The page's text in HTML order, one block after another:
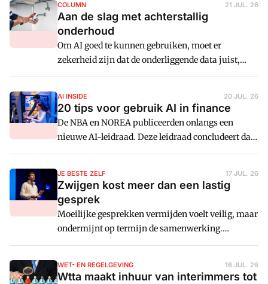
krapte op de arbeidsmarkt, kwetsbare ketens en
toenemende duurzaamheidseisen. Volgens Jean
Gieskens betekent dit voor CFO's en controllers dat
de financiële functie moet leren werken met
onzekerheid.
COLUMN 21 JUL. 26
Aan de slag met achterstallig
onderhoud
Om AI goed te kunnen gebruiken, moet er
zekerheid zijn dat de onderliggende data juist,
volledig en tijdig zijn. En dat is lang nog niet altijd
slag moeten met achterstallig onderhoud, stelt Jan
de Kroon.
AI INSIDE 20 JUL. 26
20 tips voor gebruik AI in finance
De NBA en NOREA publiceerden onlangs een
nieuwe AI-leidraad. Deze leidraad concludeert dat
AI finance sneller, consistenter en analytischer
datakwaliteit en menselijke beoordeling goed zijn
geborgd.
JE BESTE ZELF 17 JUL. 26
Zwijgen kost meer dan een lastig
gesprek
Moeilijke gesprekken vermijden voelt veilig, maar
ondermijnt op termijn de samenwerking.
Columnist Jacco Levits legt uit hoe je spanningen
bespreekbaar maakt.
WET- EN REGELGEVING 16 JUL. 26
Wtta maakt inhuur van interimmers tot